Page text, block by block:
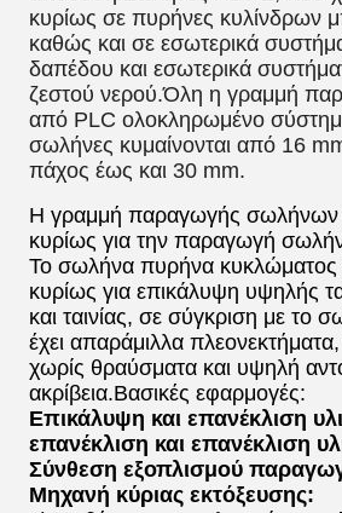
κυρίως σε πυρήνες κυλίνδρων
καθώς και σε εσωτερικά
δαπέδου και εσωτερικά
ζεστού νερού.Όλη η γραμμή
από PLC ολοκληρωμένο
σωλήνες κυμαίνονται από 16
πάχος έως και 30 mm.
Η γραμμή παραγωγής σωλήνων
κυρίως για την παραγωγή
Το σωλήνα πυρήνα κυκλώματος
κυρίως για επικάλυψη υψηλής
και ταινίας, σε σύγκριση με το
έχει απαράμιλλα
χωρίς θραύσματα και υψηλή
ακρίβεια.Βασικές εφαρμογές:
Επικάλυψη και επανέκλιση
επανέκλιση και επανέκλιση
Σύνθεση εξοπλισμού
Μηχανή κύριας εκτόξευσης: